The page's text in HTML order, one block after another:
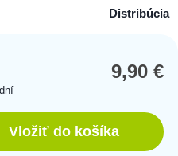
Distribúcia
9,90€
Vložiť do košíka